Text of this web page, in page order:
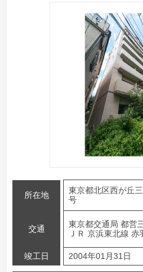
所在地
東京都北区西が丘
号
交通
東京都交通局 都営
ＪＲ 京浜東北線
竣工日 2004年01月31日